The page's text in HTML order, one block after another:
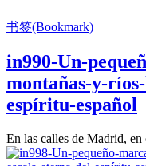
书签(Bookmark)
in990-Un-
montañas-y-
espíritu-español
En las calles de Madrid, en